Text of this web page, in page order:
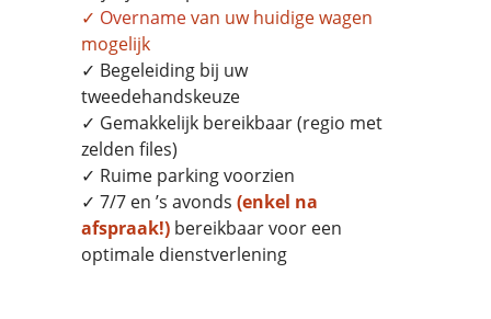
✓ Overnamevan uw huidige wagen
mogelijk
✓ Begeleiding bij uw
tweedehandskeuze
✓ Gemakkelijk bereikbaar (regio met
zelden files)
✓ Ruime parking voorzien
✓ 7/7 en ’s avonds (enkel na
afspraak!) bereikbaar voor een
optimale dienstverlening